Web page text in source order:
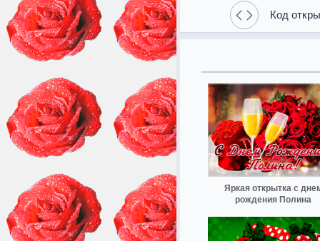
Код
Яркая открытка с
рождения Полина